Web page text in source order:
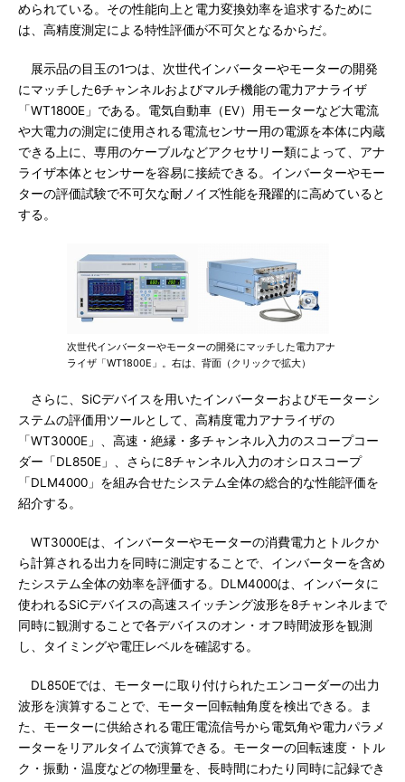
められている。その性能向上と電力変換効率を追求するために
は、高精度測定による特性評価が不可欠となるからだ。
展示品の目玉の1つは、次世代インバーターやモーターの開発
にマッチした6チャンネルおよびマルチ機能の電力アナライザ
「WT1800E」である。電気自動車（EV）用モーターなど大電流
や大電力の測定に使用される電流センサー用の電源を本体に内蔵
できる上に、専用のケーブルなどアクセサリー類によって、アナ
ライザ本体とセンサーを容易に接続できる。インバーターやモー
ターの評価試験で不可欠な耐ノイズ性能を飛躍的に高めていると
する。
次世代インバーターやモーターの開発にマッチした電力アナ
ライザ「WT1800E」。右は、背面（クリックで拡大）
さらに、SiCデバイスを用いたインバーターおよびモーターシ
ステムの評価用ツールとして、高精度電力アナライザの
「WT3000E」、高速・絶縁・多チャンネル入力のスコープコー
ダー「DL850E」、さらに8チャンネル入力のオシロスコープ
「DLM4000」を組み合せたシステム全体の総合的な性能評価を
紹介する。
WT3000Eは、インバーターやモーターの消費電力とトルクか
ら計算される出力を同時に測定することで、インバーターを含め
たシステム全体の効率を評価する。DLM4000は、インバータに
使われるSiCデバイスの高速スイッチング波形を8チャンネルまで
同時に観測することで各デバイスのオン・オフ時間波形を観測
し、タイミングや電圧レベルを確認する。
DL850Eでは、モーターに取り付けられたエンコーダーの出力
波形を演算することで、モーター回転軸角度を検出できる。ま
た、モーターに供給される電圧電流信号から電気角や電力パラメ
ーターをリアルタイムで演算できる。モーターの回転速度・トル
ク・振動・温度などの物理量を、長時間にわたり同時に記録でき